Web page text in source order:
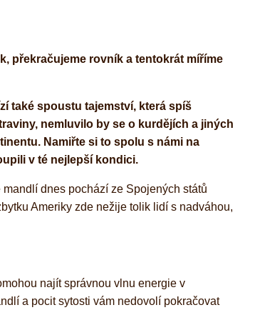
překračujeme rovník a tentokrát míříme
také spoustu tajemství, která spíš
nemluvilo by se o kurdějích a jiných
Namiřte si to spolu s námi na
v té nejlepší kondici.
dnes pochází ze Spojených států
Ameriky zde nežije tolik lidí s nadváhou,
najít správnou vlnu energie v
a pocit sytosti vám nedovolí pokračovat